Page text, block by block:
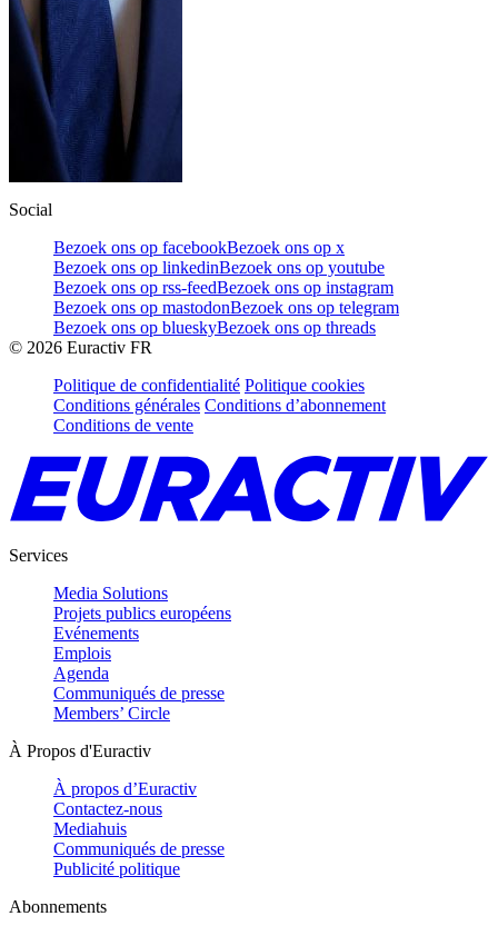
Social
Bezoek ons op facebookBezoek ons op x
Bezoek ons op linkedinBezoek ons op youtube
Bezoek ons op rss-feedBezoek ons op instagram
Bezoek ons op mastodonBezoek ons op telegram
Bezoek ons op blueskyBezoek ons op threads
© 2026 Euractiv FR
Politique de confidentialité Politique cookies
Conditions générales Conditions d’abonnement
Conditions de vente
Services
Media Solutions
Projets publics européens
Evénements
Emplois
Agenda
Communiqués de presse
Members’ Circle
À Propos d'Euractiv
À propos d’Euractiv
Contactez-nous
Mediahuis
Communiqués de presse
Publicité politique
Abonnements